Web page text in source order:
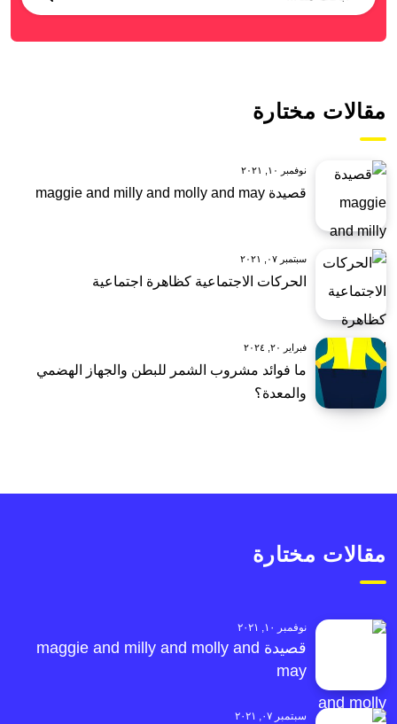
مقالات مختارة
نوفمبر ١٠, ٢٠٢١
قصيدة maggie and milly and molly and may
سبتمبر ٠٧, ٢٠٢١
الحركات الاجتماعية كظاهرة اجتماعية
فبراير ٢٠, ٢٠٢٤
ما فوائد مشروب الشمر للبطن والجهاز الهضمي
والمعدة؟
مقالات مختارة
نوفمبر ١٠, ٢٠٢١
قصيدة maggie and milly and molly and
may
سبتمبر ٠٧, ٢٠٢١